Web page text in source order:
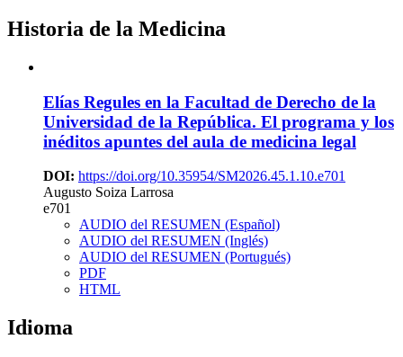
Historia de la Medicina
Elías Regules en la Facultad de Derecho de la
Universidad de la República. El programa y los
inéditos apuntes del aula de medicina legal
DOI: https://doi.org/10.35954/SM2026.45.1.10.e701
Augusto Soiza Larrosa
e701
AUDIO del RESUMEN (Español)
AUDIO del RESUMEN (Inglés)
AUDIO del RESUMEN (Portugués)
PDF
HTML
Idioma